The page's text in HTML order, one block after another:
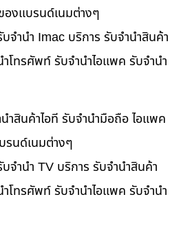
องแบรนด์เนมต่างๆ
จำนำ Imac บริการ รับจำนำสินค้า
โทรศัพท์ รับจำนำไอแพค รับจำนำ
ำสินค้าไอที รับจำนำมือถือ ไอแพค
รนด์เนมต่างๆ
จำนำ TV บริการ รับจำนำสินค้า
โทรศัพท์ รับจำนำไอแพค รับจำนำ